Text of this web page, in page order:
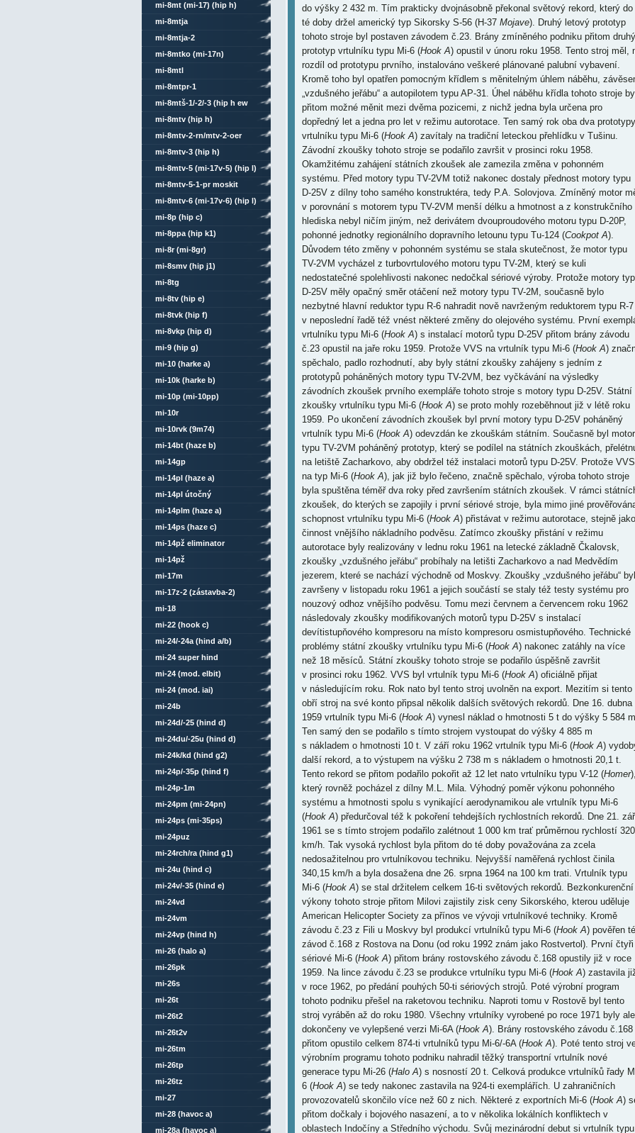
do výšky 2 432 m. Tím prakticky dvojnásobně překonal světový rekord, který do
té doby držel americký typ Sikorsky S-56 (H-37 Mojave). Druhý letový prototyp
tohoto stroje byl postaven závodem č.23. Brány zmíněného podniku přitom druhý
prototyp vrtulníku typu Mi-6 (Hook A) opustil v únoru roku 1958. Tento stroj měl,
rozdíl od prototypu prvního, instalováno veškeré plánované palubní vybavení.
Kromě toho byl opatřen pomocným křídlem s měnitelným úhlem náběhu,
„vzdušného jeřábu“ a autopilotem typu AP-31. Úhel náběhu křídla tohoto stroje
přitom možné měnit mezi dvěma pozicemi, z nichž jedna byla určena pro
dopředný let a jedna pro let v režimu autorotace. Ten samý rok oba dva prototypy
vrtulníku typu Mi-6 (Hook A) zavítaly na tradiční leteckou přehlídku v Tušinu.
Závodní zkoušky tohoto stroje se podařilo završit v prosinci roku 1958.
Okamžitému zahájení státních zkoušek ale zamezila změna v pohonném
systému. Před motory typu TV-2VM totiž nakonec dostaly přednost motory typu
D-25V z dílny toho samého konstruktéra, tedy P.A. Solovjova. Zmíněný motor
v porovnání s motorem typu TV-2VM menší délku a hmotnost a z konstrukčního
hlediska nebyl ničím jiným, než derivátem dvouproudového motoru typu D-20P,
pohonné jednotky regionálního dopravního letounu typu Tu-124 (Cookpot A).
Důvodem této změny v pohonném systému se stala skutečnost, že motor typu
TV-2VM vycházel z turbovrtulového motoru typu TV-2M, který se kuli
nedostatečné spolehlivosti nakonec nedočkal sériové výroby. Protože motory
D-25V měly opačný směr otáčení než motory typu TV-2M, současně bylo
nezbytné hlavní reduktor typu R-6 nahradit nově navrženým reduktorem typu R-7
v neposlední řadě též vnést některé změny do olejového systému. První
vrtulníku typu Mi-6 (Hook A) s instalací motorů typu D-25V přitom brány závodu
č.23 opustil na jaře roku 1959. Protože VVS na vrtulník typu Mi-6 (Hook A)
spěchalo, padlo rozhodnutí, aby byly státní zkoušky zahájeny s jedním z
prototypů poháněných motory typu TV-2VM, bez vyčkávání na výsledky
závodních zkoušek prvního exempláře tohoto stroje s motory typu D-25V. Státní
zkoušky vrtulníku typu Mi-6 (Hook A) se proto mohly rozeběhnout již v létě roku
1959. Po ukončení závodních zkoušek byl první motory typu D-25V poháněný
vrtulník typu Mi-6 (Hook A) odevzdán ke zkouškám státním. Současně byl
typu TV-2VM poháněný prototyp, který se podílel na státních zkouškách,
na letiště Zacharkovo, aby obdržel též instalaci motorů typu D-25V. Protože VVS
na typ Mi-6 (Hook A), jak již bylo řečeno, značně spěchalo, výroba tohoto stroje
byla spuštěna téměř dva roky před završením státních zkoušek. V rámci
zkoušek, do kterých se zapojily i první sériové stroje, byla mimo jiné
schopnost vrtulníku typu Mi-6 (Hook A) přistávat v režimu autorotace, stejně jako
činnost vnějšího nákladního podvěsu. Zatímco zkoušky přistání v režimu
autorotace byly realizovány v lednu roku 1961 na letecké základně Čkalovsk,
zkoušky „vzdušného jeřábu“ probíhaly na letišti Zacharkovo a nad Medvědím
jezerem, které se nachází východně od Moskvy. Zkoušky „vzdušného jeřábu“
završeny v listopadu roku 1961 a jejich součástí se staly též testy systému pro
nouzový odhoz vnějšího podvěsu. Tomu mezi červnem a červencem roku 1962
následovaly zkoušky modifikovaných motorů typu D-25V s instalací
devítistupňového kompresoru na místo kompresoru osmistupňového. Technické
problémy státní zkoušky vrtulníku typu Mi-6 (Hook A) nakonec zatáhly na více
než 18 měsíců. Státní zkoušky tohoto stroje se podařilo úspěšně završit
v prosinci roku 1962. VVS byl vrtulník typu Mi-6 (Hook A) oficiálně přijat
v následujícím roku. Rok nato byl tento stroj uvolněn na export. Mezitím si tento
obří stroj na své konto připsal několik dalších světových rekordů. Dne 16. dubna
1959 vrtulník typu Mi-6 (Hook A) vynesl náklad o hmotnosti 5 t do výšky 5 584
Ten samý den se podařilo s tímto strojem vystoupat do výšky 4 885 m
s nákladem o hmotnosti 10 t. V září roku 1962 vrtulník typu Mi-6 (Hook A)
další rekord, a to výstupem na výšku 2 738 m s nákladem o hmotnosti 20,1 t.
Tento rekord se přitom podařilo pokořit až 12 let nato vrtulníku typu V-12 (Homer),
který rovněž pocházel z dílny M.L. Mila. Výhodný poměr výkonu pohonného
systému a hmotnosti spolu s vynikající aerodynamikou ale vrtulník typu Mi-6
(Hook A) předurčoval též k pokoření tehdejších rychlostních rekordů. Dne 21.
1961 se s tímto strojem podařilo zalétnout 1 000 km trať průměrnou rychlostí 320
km/h. Tak vysoká rychlost byla přitom do té doby považována za zcela
nedosažitelnou pro vrtulníkovou techniku. Nejvyšší naměřená rychlost činila
340,15 km/h a byla dosažena dne 26. srpna 1964 na 100 km trati. Vrtulník typu
Mi-6 (Hook A) se stal držitelem celkem 16-ti světových rekordů. Bezkonkurenční
výkony tohoto stroje přitom Milovi zajistily zisk ceny Sikorského, kterou uděluje
American Helicopter Society za přínos ve vývoji vrtulníkové techniky. Kromě
závodu č.23 z Fili u Moskvy byl produkcí vrtulníků typu Mi-6 (Hook A) pověřen
závod č.168 z Rostova na Donu (od roku 1992 znám jako Rostvertol). První čtyři
sériové Mi-6 (Hook A) přitom brány rostovského závodu č.168 opustily již v roce
1959. Na lince závodu č.23 se produkce vrtulníku typu Mi-6 (Hook A) zastavila
v roce 1962, po předání pouhých 50-ti sériových strojů. Poté výrobní program
tohoto podniku přešel na raketovou techniku. Naproti tomu v Rostově byl tento
stroj vyráběn až do roku 1980. Všechny vrtulníky vyrobené po roce 1971 byly ale
dokončeny ve vylepšené verzi Mi-6A (Hook A). Brány rostovského závodu č.168
přitom opustilo celkem 874-ti vrtulníků typu Mi-6/-6A (Hook A). Poté tento stroj
výrobním programu tohoto podniku nahradil těžký transportní vrtulník nové
generace typu Mi-26 (Halo A) s nosností 20 t. Celková produkce vrtulníků řady
6 (Hook A) se tedy nakonec zastavila na 924-ti exemplářích. U zahraničních
provozovatelů skončilo více než 60 z nich. Některé z exportních Mi-6 (Hook A)
přitom dočkaly i bojového nasazení, a to v několika lokálních konfliktech v
oblastech Indočíny a Středního východu. Svůj mezinárodní debut si vrtulník typu
mi-8mt (mi-17) (hip h)
mi-8mtja
mi-8mtja-2
mi-8mtko (mi-17n)
mi-8mtl
mi-8mtpr-1
mi-8mtš-1/-2/-3 (hip h ew
4/6)
mi-8mtv (hip h)
mi-8mtv-2-rn/mtv-2-oer
mi-8mtv-3 (hip h)
mi-8mtv-5 (mi-17v-5) (hip l)
mi-8mtv-5-1-pr moskit
mi-8mtv-6 (mi-17v-6) (hip l)
mi-8p (hip c)
mi-8ppa (hip k1)
mi-8r (mi-8gr)
mi-8smv (hip j1)
mi-8tg
mi-8tv (hip e)
mi-8tvk (hip f)
mi-8vkp (hip d)
mi-9 (hip g)
mi-10 (harke a)
mi-10k (harke b)
mi-10p (mi-10pp)
mi-10r
mi-10rvk (9m74)
mi-14bt (haze b)
mi-14gp
mi-14pl (haze a)
mi-14pl útočný
mi-14plm (haze a)
mi-14ps (haze c)
mi-14pž eliminator
mi-14pž
mi-17m
mi-17z-2 (zástavba-2)
mi-18
mi-22 (hook c)
mi-24/-24a (hind a/b)
mi-24 super hind
mi-24 (mod. elbit)
mi-24 (mod. iai)
mi-24b
mi-24d/-25 (hind d)
mi-24du/-25u (hind d)
mi-24k/kd (hind g2)
mi-24p/-35p (hind f)
mi-24p-1m
mi-24pm (mi-24pn)
mi-24ps (mi-35ps)
mi-24puz
mi-24rch/ra (hind g1)
mi-24u (hind c)
mi-24v/-35 (hind e)
mi-24vd
mi-24vm
mi-24vp (hind h)
mi-26 (halo a)
mi-26pk
mi-26s
mi-26t
mi-26t2
mi-26t2v
mi-26tm
mi-26tp
mi-26tz
mi-27
mi-28 (havoc a)
mi-28a (havoc a)